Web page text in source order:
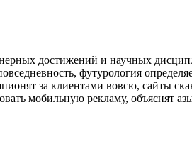
достижений и научных
футурология
за клиентами вовсю, сайты
мобильную рекламу, объяснят